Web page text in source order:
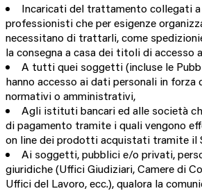
Incaricati del trattamento collegati a
professionisti che per esigenze
necessitano di trattarli, come
la consegna a casa dei titoli di accesso
A tutti quei soggetti (incluse le
hanno accesso ai dati personali in forza
normativi o amministrativi,
Agli istituti bancari ed alle società
di pagamento tramite i quali vengono
on line dei prodotti acquistati tramite il
Ai soggetti, pubblici e/o privati,
giuridiche (Uffici Giudiziari, Camere di
Uffici del Lavoro, ecc.), qualora la